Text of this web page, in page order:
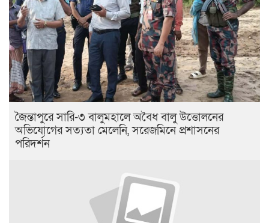
জৈন্তাপুরে সারি-৩ বালুমহালে অবৈধ বালু উত্তোলনের
অভিযোগের সত্যতা মেলেনি, সরেজমিনে প্রশাসনের
পরিদর্শন